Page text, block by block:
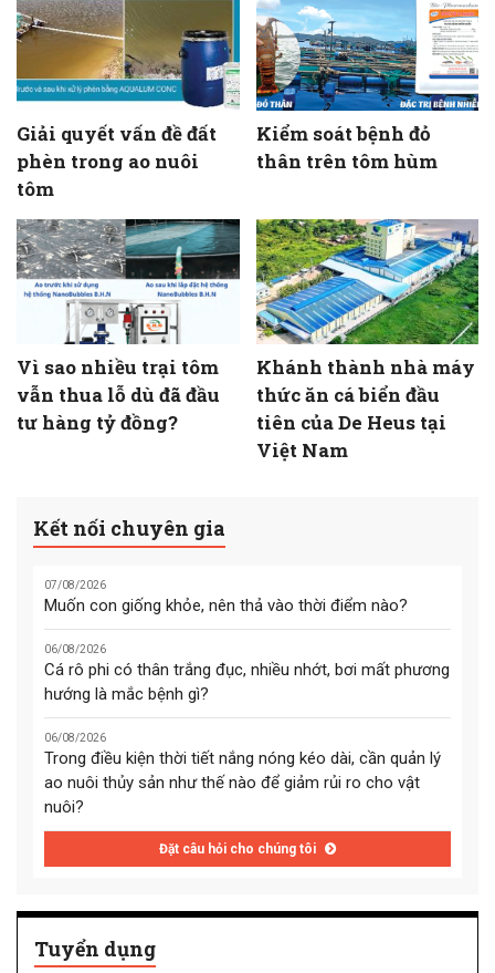
Giải quyết vấn đề đất
phèn trong ao nuôi
tôm
Kiểm soát bệnh đỏ
thân trên tôm hùm
Vì sao nhiều trại tôm
vẫn thua lỗ dù đã đầu
tư hàng tỷ đồng?
Khánh thành nhà máy
thức ăn cá biển đầu
tiên của De Heus tại
Việt Nam
Kết nối chuyên gia
07/08/2026
Muốn con giống khỏe, nên thả vào thời điểm nào?
06/08/2026
Cá rô phi có thân trắng đục, nhiều nhớt, bơi mất phương
hướng là mắc bệnh gì?
06/08/2026
Trong điều kiện thời tiết nắng nóng kéo dài, cần quản lý
ao nuôi thủy sản như thế nào để giảm rủi ro cho vật
nuôi?
Đặt câu hỏi cho chúng tôi
Tuyển dụng